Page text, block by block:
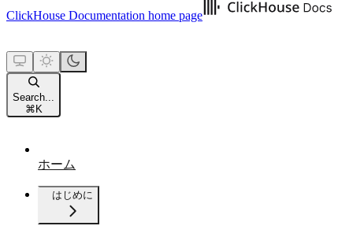
ClickHouse Documentation home page
Search...
⌘ K
ホーム
はじめに